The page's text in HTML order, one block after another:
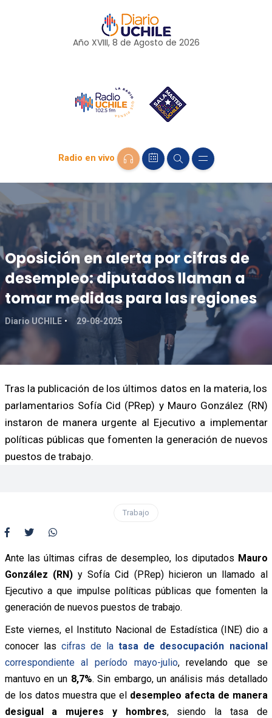
Año XVIII, 8 de Agosto de 2026
Radio en vivo
Oposición en alerta por cifras de
desempleo: diputados llaman a
tomar medidas para las regiones
Diario UCHILE 29-08-2025
Tras la publicación de los últimos datos en la materia, los
parlamentarios Sofía Cid (PRep) y Mauro González (RN)
instaron de manera urgente al Ejecutivo a implementar
políticas públicas que fomenten la generación de nuevos
puestos de trabajo.
Trabajo
Ante las últimas cifras de desempleo, los diputados Mauro
González (RN) y Sofía Cid (PRep) hicieron un llamado al
Ejecutivo a que impulse políticas públicas que fomenten la
generación de nuevos puestos de trabajo.
Este viernes, el Instituto Nacional de Estadística (INE) dio a
conocer las cifras de latasa de desocupación nacional
correspondiente al período mayo-julio, revelando que se
mantuvo en un 8,7%. Sin embargo, un análisis más detallado
de los datos muestra que eldesempleo afecta de manera
desigual a mujeres y hombres, siendo la tasa de